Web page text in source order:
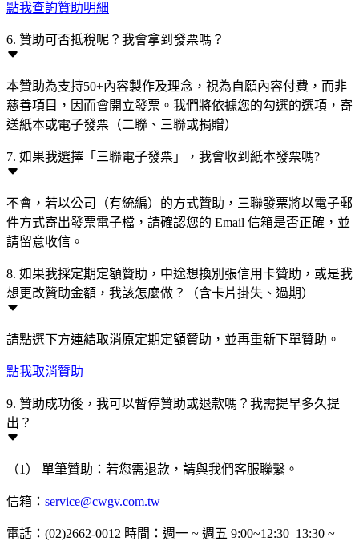
點我查詢贊助明細
6. 贊助可否抵稅呢？我會拿到發票嗎？
本贊助為支持50+內容製作及理念，視為自願內容付費，而非
慈善項目，因而會開立發票。我們將依據您的勾選的選項，寄
送紙本或電子發票（二聯、三聯或捐贈）
7. 如果我選擇「三聯電子發票」，我會收到紙本發票嗎?
不會，若以公司（有統編）的方式贊助，三聯發票將以電子郵
件方式寄出發票電子檔，請確認您的 Email 信箱是否正確，並
請留意收信。
8. 如果我採定期定額贊助，中途想換別張信用卡贊助，或是我
想更改贊助金額，我該怎麼做？（含卡片掛失、過期）
請點選下方連結取消原定期定額贊助，並再重新下單贊助。
點我取消贊助
9. 贊助成功後，我可以暫停贊助或退款嗎？我需提早多久提
出？
（1） 單筆贊助：若您需退款，請與我們客服聯繫。
信箱： service@cwgv.com.tw
電話：(02)2662-0012 時間：週一 ~ 週五 9:00~12:30 13:30 ~